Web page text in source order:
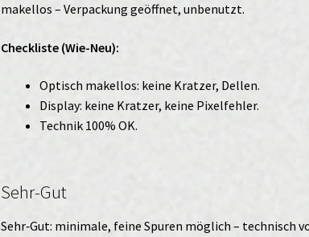
makellos – Verpackung geöffnet, unbenutzt.
Checkliste (Wie-Neu):
Optisch makellos: keine Kratzer, Dellen.
Display: keine Kratzer, keine Pixelfehler.
Technik 100% OK.
Sehr-Gut
Sehr‑Gut: minimale, feine Spuren möglich – technisch